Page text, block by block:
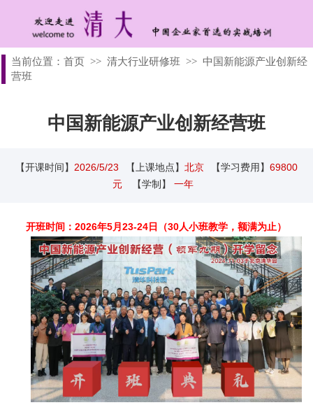
当前位置： 首页 >> 清大行业研修班 >> 中国新能源产业创新经
营班
中国新能源产业创新经营班
【开课时间】 2026/5/23 【上课地点】 北京 【学习费用】 69800
元
【学制】 一年
开班时间： 2026年5月23-24日（30人小班教学，额满为止）